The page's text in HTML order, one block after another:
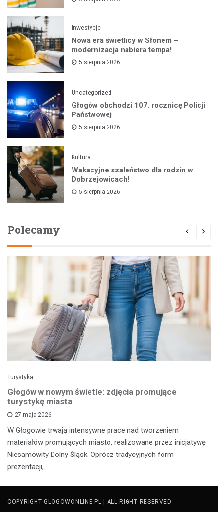
Inwestycje
Nowa era świetlicy w Słonem –
modernizacja nabiera tempa!
5 sierpnia 2026
Uncategorized
Głogów obchodzi 107. rocznicę Policji
Państwowej
5 sierpnia 2026
Kultura
Wakacyjne szaleństwo dla rodzin w
Dobrzejowicach!
5 sierpnia 2026
Polecamy
Turystyka
Głogów w nowym świetle: zdjęcia promujące
turystykę miasta
27 maja 2026
W Głogowie trwają intensywne prace nad tworzeniem
materiałów promujących miasto, realizowane przez inicjatywę
Niesamowity Dolny Śląsk. Oprócz tradycyjnych form
prezentacji,…
COPYRIGHT GLOGOWONLINE.PL | ALL RIGHT RESERVED